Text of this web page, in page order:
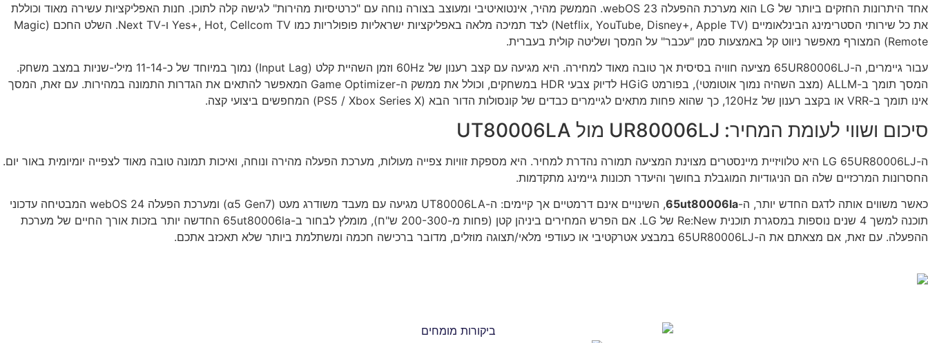
אחד היתרונות החזקים ביותר של LG הוא מערכת ההפעלה webOS 23. הממשק מהיר, אינטואיטיבי ומעוצב בצורה נוחה עם "כרטיסיות מהירות" לגישה קלה לתוכן. חנות האפליקציות עשירה מאוד וכוללת
את כל שירותי הסטרימינג הבינלאומיים (Netflix, YouTube, Disney+, Apple TV) לצד תמיכה מלאה באפליקציות ישראליות פופולריות כמו Yes+, Hot, Cellcom TV ו-Next TV. השלט החכם (Magic
Remote) המצורף מאפשר ניווט קל באמצעות סמן "עכבר" על המסך ושליטה קולית בעברית.
עבור גיימרים, ה-65UR80006LJ מציעה חוויה בסיסית אך טובה מאוד למחירה. היא מגיעה עם קצב רענון של 60Hz וזמן השהיית קלט (Input Lag) נמוך במיוחד של כ-11-14 מילי-שניות במצב משחק.
המסך תומך ב-ALLM (מצב השהיה נמוך אוטומטי), בפורמט HGiG לדיוק צבעי HDR במשחקים, וכולל את ממשק ה-Game Optimizer המאפשר להתאים את הגדרות התמונה במהירות. עם זאת, המסך
אינו תומך ב-VRR או בקצב רענון של 120Hz, כך שהוא פחות מתאים לגיימרים כבדים של קונסולות הדור הבא (PS5 / Xbox Series X) המחפשים ביצועי קצה.
סיכום ושווי לעומת המחיר: UR80006LJ מול UT80006LA
ה-LG 65UR80006LJ היא טלוויזיית מיינסטרים מצוינת המציעה תמורה נהדרת למחיר. היא מספקת זוויות צפייה מעולות, מערכת הפעלה מהירה ונוחה, ואיכות תמונה טובה מאוד לצפייה יומיומית באור יום.
החסרונות המרכזיים שלה הם הניגודיות המוגבלת בחושך והיעדר תכונות גיימינג מתקדמות.
כאשר משווים אותה לדגם החדש יותר, ה-65ut80006la
, השינויים אינם דרמטיים אך קיימים: ה-UT80006LA מגיעה עם מעבד משודרג מעט (α5 Gen7) ומערכת הפעלה webOS 24 המבטיחה עדכוני
תוכנה למשך 4 שנים נוספות במסגרת תוכנית Re:New של LG. אם הפרש המחירים ביניהן קטן (פחות מ-200-300 ש"ח), מומלץ לבחור ב-65ut80006la החדשה יותר בזכות אורך החיים של מערכת
ההפעלה. עם זאת, אם מצאתם את ה-65UR80006LJ במבצע אטרקטיבי או כעודפי מלאי/תצוגה מוזלים, מדובר ברכישה חכמה ומשתלמת ביותר שלא תאכזב אתכם.